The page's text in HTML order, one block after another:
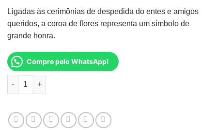
Ligadas às cerimônias de despedida do entes e amigos
queridos, a coroa de flores representa um símbolo de
grande honra.
Compre pelo WhatsApp!
Coroa Fúnebre de Rosas e Margaridas quantidade